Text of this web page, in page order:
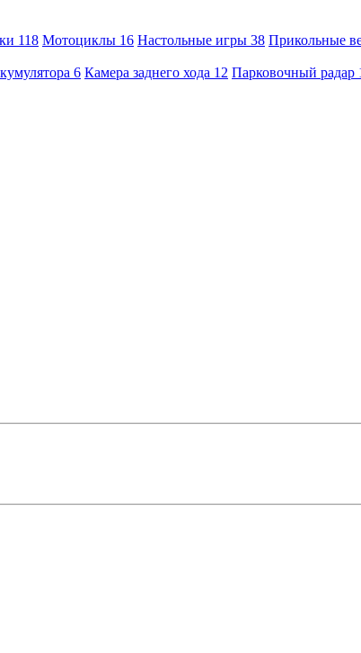
118 Мотоциклы 16 Настольные игры 38 Прикольные
6 Камера заднего хода 12 Парковочный радар